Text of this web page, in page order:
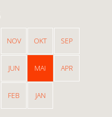
NOV OKT SEP
JUN MAI APR
FEB JAN